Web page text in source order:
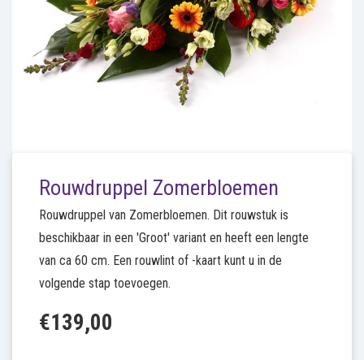
Rouwdruppel Zomerbloemen
Rouwdruppel van Zomerbloemen. Dit rouwstuk is
beschikbaar in een 'Groot' variant en heeft een lengte
van ca 60 cm. Een rouwlint of -kaart kunt u in de
volgende stap toevoegen.
€139,00